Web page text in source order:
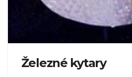
Železné kytary